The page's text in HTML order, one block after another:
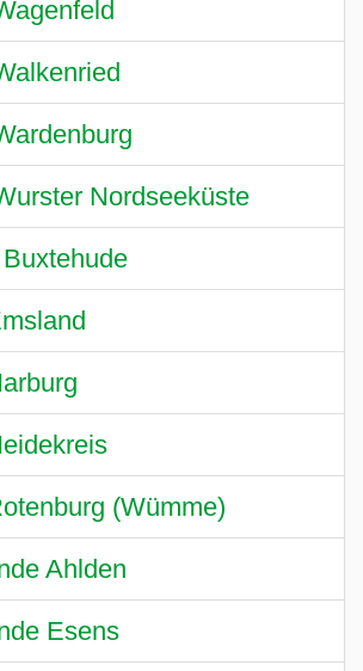
Nordseeküste
(Wümme)
Ahlden
Esens